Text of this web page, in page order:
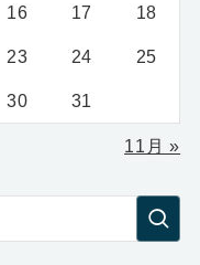
16 17 18
23 24 25
30 31
11月 »